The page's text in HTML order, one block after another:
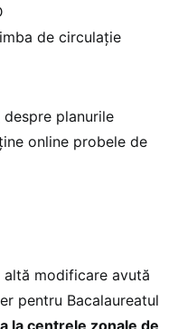
de circulație
despre planurile
online probele de
modificare avută
pentru Bacalaureatul
la centrele zonale de